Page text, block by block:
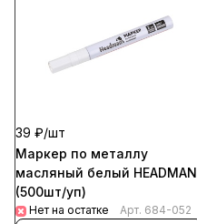
39 ₽/шт
Маркер по металлу
масляный белый HEADMAN
(500шт/уп)
Нет на остатке Арт. 684-052